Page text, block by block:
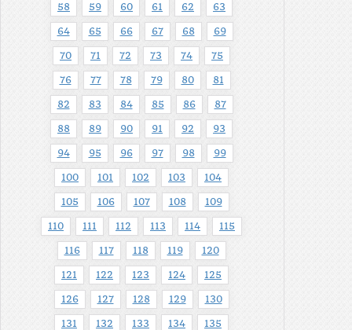
58 59 60 61 62 63
64 65 66 67 68 69
70 71 72 73 74 75
76 77 78 79 80 81
82 83 84 85 86 87
88 89 90 91 92 93
94 95 96 97 98 99
100 101 102 103 104
105 106 107 108 109
110 111 112 113 114 115
116 117 118 119 120
121 122 123 124 125
126 127 128 129 130
131 132 133 134 135